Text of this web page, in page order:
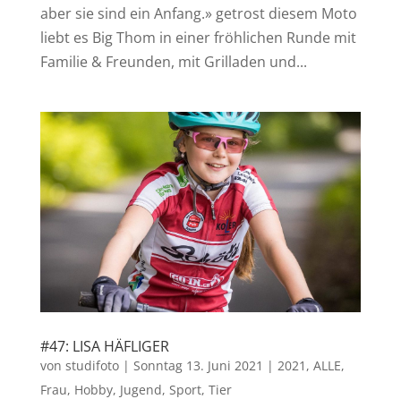
aber sie sind ein Anfang.» getrost diesem Moto
liebt es Big Thom in einer fröhlichen Runde mit
Familie & Freunden, mit Grilladen und...
#47: LISA HÄFLIGER
von studifoto| Sonntag 13. Juni 2021 | 2021 , ALLE,
Frau, Hobby, Jugend, Sport, Tier